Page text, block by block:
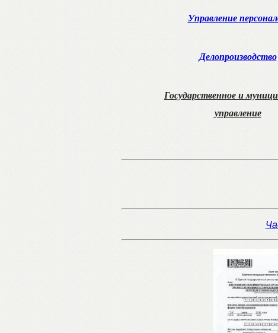
Управление
Делопроизводство
Государственное и
управление